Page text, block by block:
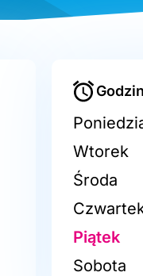
Wtorek
Środa
Piątek
Sobota